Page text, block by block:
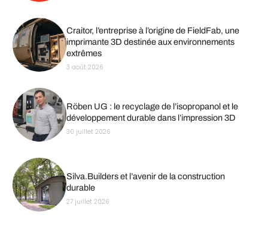
Craitor, l’entreprise à l’origine de FieldFab, une
imprimante 3D destinée aux environnements
extrêmes
3 août 2026
Röben UG : le recyclage de l’isopropanol et le
développement durable dans l’impression 3D
30 juillet 2026
Silva.Builders et l’avenir de la construction
durable
27 juillet 2026